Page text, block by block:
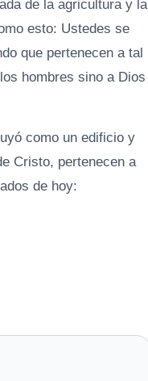
de la agricultura y la
esto: Ustedes se
que pertenecen a tal
hombres sino a Dios
como un edificio y
Cristo, pertenecen a
de hoy: